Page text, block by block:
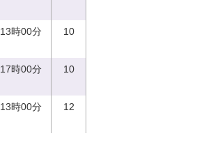
13時00分 10
17時00分 10
13時00分 12